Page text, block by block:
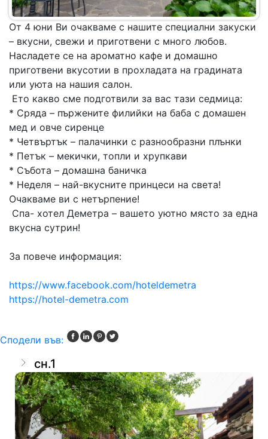
От 4 юни Ви очакваме с нашите специални закуски
– вкусни, свежи и приготвени с много любов.
Насладете се на ароматно кафе и домашно
приготвени вкусотии в прохладата на градината
или уюта на нашия салон.
Ето какво сме подготвили за вас тази седмица:
* Сряда – пържените филийки на баба с домашен
мед и овче сиренце
* Четвъртък – палачинки с разнообразни плънки
* Петък – мекички, топли и хрупкави
* Събота – домашна баничка
* Неделя – най-вкусните принцеси на света!
Очакваме ви с нетърпение!
Спа- хотел Деметра – вашето уютно място за една
вкусна сутрин!
За повече информация:
https://www.facebook.com/hoteldemetra
https://hotel-demetra.com
Сподели във:
сн.1